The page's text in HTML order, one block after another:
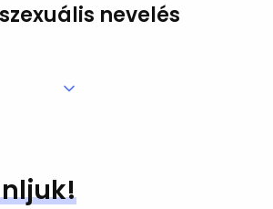
szexuális nevelés